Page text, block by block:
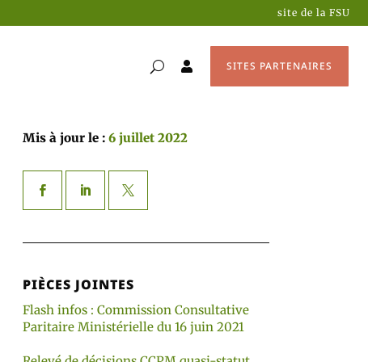
site de la FSU
 SITES PARTENAIRES
Mis à jour le : 6 juillet 2022
PIÈCES JOINTES
Flash infos : Commission Consultative
Paritaire Ministérielle du 16 juin 2021